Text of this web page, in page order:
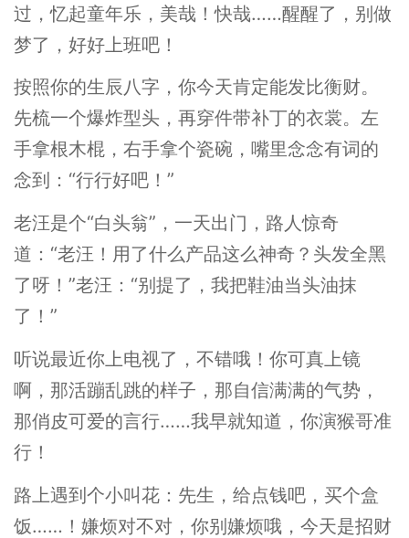
过，忆起童年乐，美哉！快哉……醒醒了，别做
梦了，好好上班吧！
按照你的生辰八字，你今天肯定能发比衡财。
先梳一个爆炸型头，再穿件带补丁的衣裳。左
手拿根木棍，右手拿个瓷碗，嘴里念念有词的
念到：“行行好吧！”
老汪是个“白头翁”，一天出门，路人惊奇
道：“老汪！用了什么产品这么神奇？头发全黑
了呀！”老汪：“别提了，我把鞋油当头油抹
了！”
听说最近你上电视了，不错哦！你可真上镜
啊，那活蹦乱跳的样子，那自信满满的气势，
那俏皮可爱的言行……我早就知道，你演猴哥准
行！
路上遇到个小叫花：先生，给点钱吧，买个盒
饭……！嫌烦对不对，你别嫌烦哦，今天是招财